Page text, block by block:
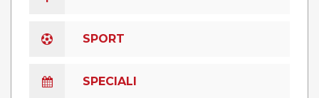
SPORT
SPECIALI